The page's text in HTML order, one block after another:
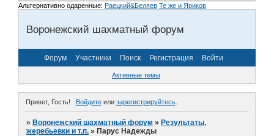
Альтернативно одаренные: Раецкий&Беляев Те же и Яриков
Воронежский шахматный форум
Форум Участники Поиск Регистрация Войти
Активные темы
Привет, Гость! Войдитеили зарегистрируйтесь.
»Воронежский шахматный форум »Результаты,
жеребьевки и т.п. »Парус Надежды